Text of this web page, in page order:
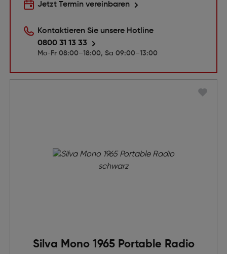
Jetzt Termin vereinbaren
Kontaktieren Sie unsere Hotline
0800 31 13 33
Mo-Fr 08:00–18:00, Sa 09:00–13:00
Silva Mono 1965 Portable Radio